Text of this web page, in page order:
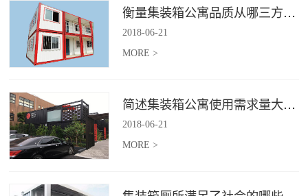
衡量集装箱公寓品质从哪三方面入手？
2018-06-21
MORE >
简述集装箱公寓使用需求量大幅增加的原因
2018-06-21
MORE >